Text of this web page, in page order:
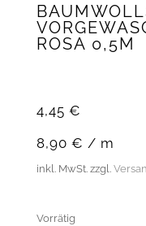
ROSA 0,5M
4,45 €
8,90 € / m
inkl. MwSt. zzgl.
Vorrätig